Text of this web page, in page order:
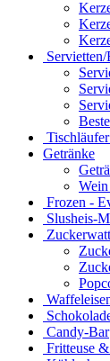
Servietten/
Getränke
Frozen -
Slusheis-
Candy-Bar
Fritteuse